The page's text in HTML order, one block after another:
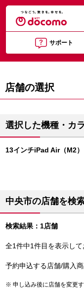
サポート
店舗の選択
選択した機種・カ
13インチiPad Air（M2
中央市の店舗を検
検索結果：1店舗
全1件中1件目を表示し
予約申込する店舗/購入
申し込み後に店舗を変更